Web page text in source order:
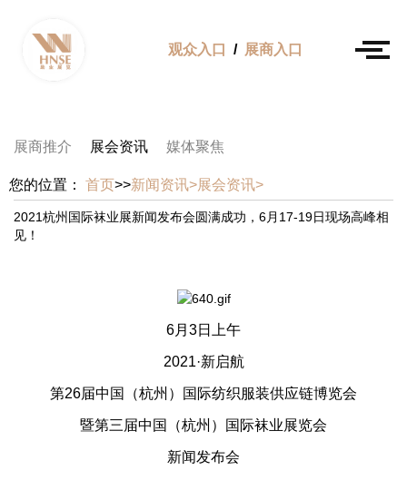
观众入口 / 展商入口
展商推介 展会资讯 媒体聚焦
您的位置： 首页>>新闻资讯>展会资讯>
2021杭州国际袜业展新闻发布会圆满成功，6月17-19日现场高峰相
见！
6月3日上午
2021·新启航
第26届中国（杭州）国际纺织服装供应链博览会
暨第三届中国（杭州）国际袜业展览会
新闻发布会